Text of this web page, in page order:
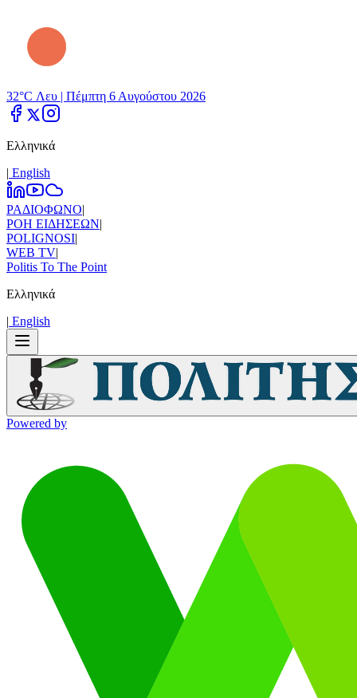
32°C Λευ | Πέμπτη 6 Αυγούστου 2026
Ελληνικά
| Εnglish
ΡΑΔΙΟΦΩΝΟ|
ΡΟΗ ΕΙΔΗΣΕΩΝ|
POLIGNOSI|
WEB TV|
Politis To The Point
Ελληνικά
| Εnglish
Powered by